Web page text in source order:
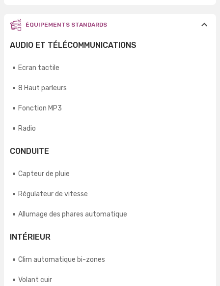
ÉQUIPEMENTS STANDARDS
AUDIO ET TÉLÉCOMMUNICATIONS
Ecran tactile
8 Haut parleurs
Fonction MP3
Radio
CONDUITE
Capteur de pluie
Régulateur de vitesse
Allumage des phares automatique
INTÉRIEUR
Clim automatique bi-zones
Volant cuir